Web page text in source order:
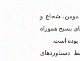
مومن، شجاع و
بسیج هموراه
بوده است.
دستاوردهای